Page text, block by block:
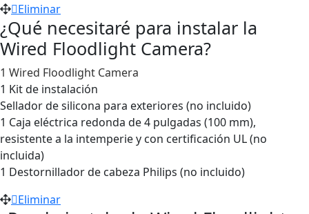
Eliminar
¿Qué necesitaré para instalar la
Wired Floodlight Camera?
1 Wired Floodlight Camera
1 Kit de instalación
Sellador de silicona para exteriores (no incluido)
1 Caja eléctrica redonda de 4 pulgadas (100 mm),
resistente a la intemperie y con certificación UL (no
incluida)
1 Destornillador de cabeza Philips (no incluido)
Eliminar